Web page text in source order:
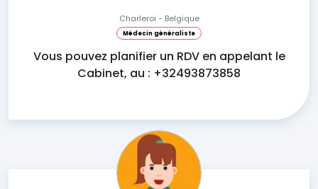
Charleroi - Belgique
Médecin généraliste
Vous pouvez planifier un RDV en appelant le
Cabinet, au : +32493873858